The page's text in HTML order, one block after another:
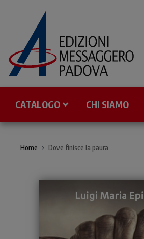
CATALOGO CHI SIAMO
Home Dove finisce la paura